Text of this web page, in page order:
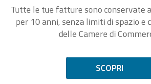
Tutte le tue fatture sono conservate
per 10 anni, senza limiti di spazio e
delle Camere di
SCOPRI